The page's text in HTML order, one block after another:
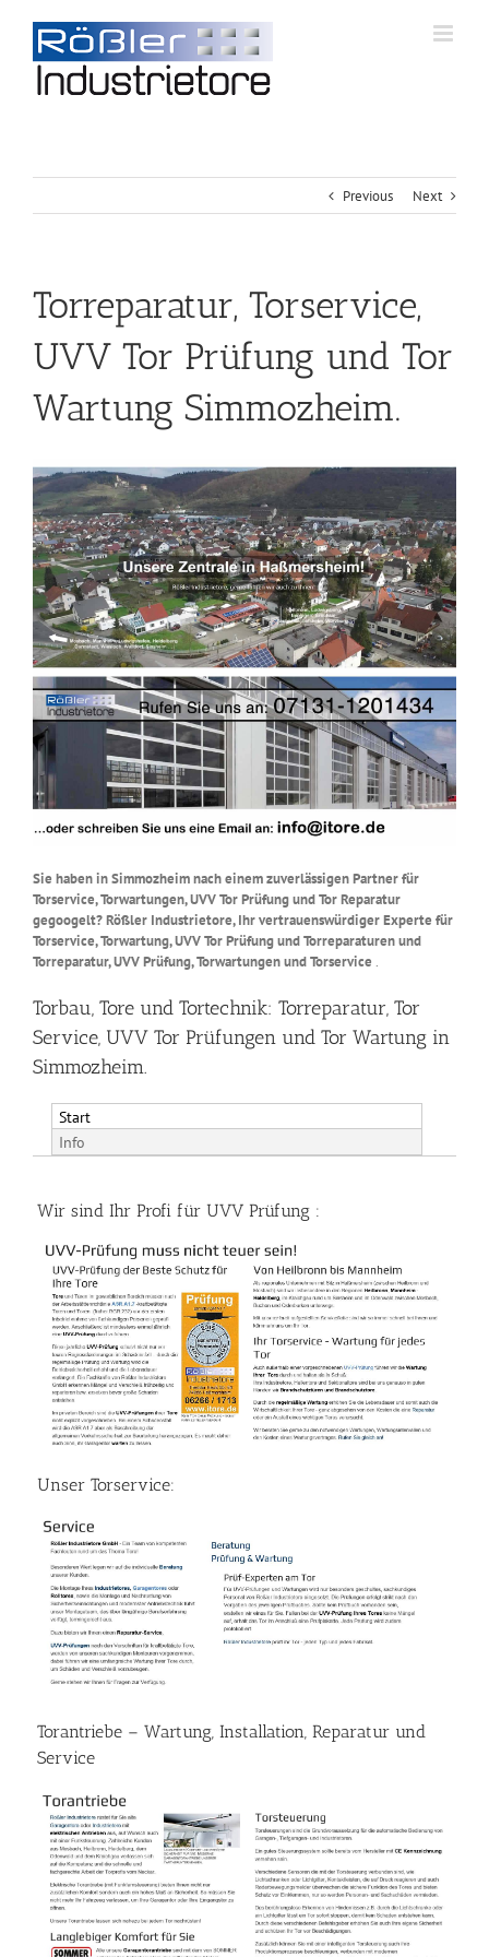
Previous Next
Torreparatur, Torservice,
UVV Tor Prüfung und Tor
Wartung Simmozheim.
Sie haben in Simmozheim nach einem zuverlässigen Partner für
Torservice, Torwartungen, UVV Tor Prüfung und Tor Reparatur
gegoogelt? Rößler Industrietore, Ihr vertrauenswürdiger Experte für
Torservice, Torwartung, UVV Tor Prüfung und Torreparaturen und
Torreparatur, UVV Prüfung, Torwartungen und Torservice .
Torbau, Tore und Tortechnik: Torreparatur, Tor
Service, UVV Tor Prüfungen und Tor Wartung in
Simmozheim.
Start
Info
Wir sind Ihr Profi für UVV Prüfung :
Unser Torservice:
Torantriebe – Wartung, Installation, Reparatur und
Service